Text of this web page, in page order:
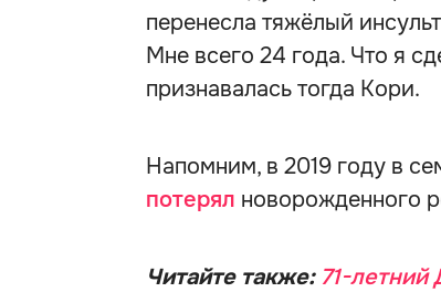
перенесла тяжёлый
Мне всего 24 года. Что я
признавалась тогда Кори.
Напомним, в 2019 году в
потерял новорожденного
Читайте также: 71-летний